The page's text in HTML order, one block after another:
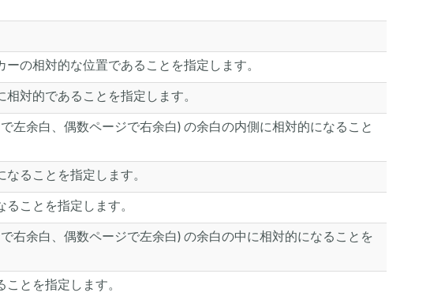
の相対的な位置であることを指定します。
対的であることを指定します。
左余白、偶数ページで右余白) の余白の内側に相対的になること
ることを指定します。
ことを指定します。
右余白、偶数ページで左余白) の余白の中に相対的になることを
とを指定します。